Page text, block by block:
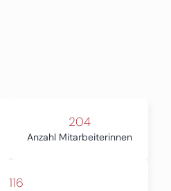
204
Anzahl Mitarbeiterinnen
116